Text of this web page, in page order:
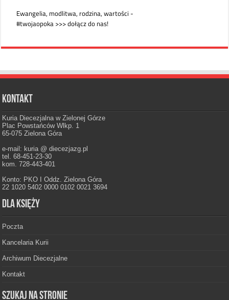
Kontakt
Kuria Diecezjalna w Zielonej Górze
Plac Powstańców Wlkp. 1
65-075 Zielona Góra
e-mail: kuria @ diecezjazg.pl
tel. 68-451-23-30
kom. 728-443-401
Konto: PKO I Oddz. Zielona Góra
22 1020 5402 0000 0102 0021 3694
Dla księży
Poczta
Kancelaria Kurii
Archiwum Diecezjalne
Kontakt
Szukaj na stronie